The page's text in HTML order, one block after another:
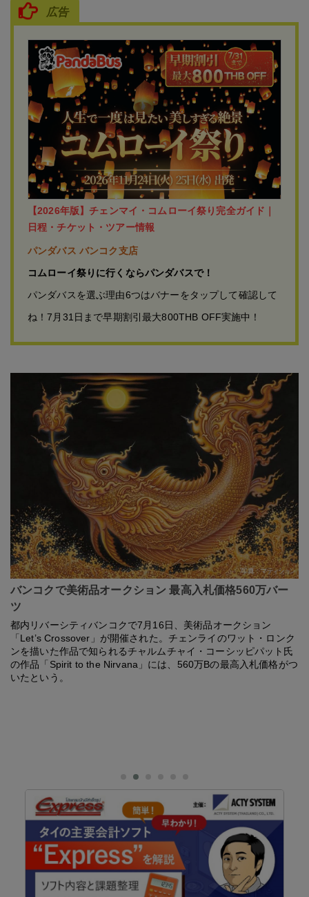
広告
【2026年版】チェンマイ・コムローイ祭り完全ガイド｜
日程・チケット・ツアー情報
パンダバス バンコク支店
コムローイ祭りに行くならパンダバスで！
パンダバスを選ぶ理由6つはバナーをタップして確認して
ね！7月31日まで早期割引最大800THB OFF実施中！
バンコクで美術品オークション 最高入札価格560万バー
ツ
都内リバーシティバンコクで7月16日、美術品オークション
「Let’s Crossover」が開催された。チェンライのワット・ロンク
ンを描いた作品で知られるチャルムチャイ・コーシッピパット氏
の作品「Spirit to the Nirvana」には、560万Bの最高入札価格がつ
いたという。